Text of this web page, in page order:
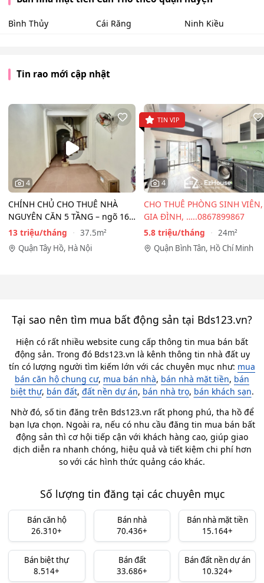
Bình Thủy Cái Răng Ninh Kiều
Tin rao mới cập nhật
4
CHÍNH CHỦ CHO THUÊ NHÀ
NGUYÊN CĂN 5 TẦNG – ngõ 167
Đồng Cổ, Tây Hồ
13 triệu/tháng
37.5m²
Quận Tây Hồ, Hà Nội
4
TIN VIP
CHO THUÊ PHÒNG SINH VIÊN,
GIA ĐÌNH, …..0867899867
5.8 triệu/tháng
24m²
Quận Bình Tân, Hồ Chí Minh
Tại sao nên tìm mua bất động sản tại Bds123.vn?
Hiện có rất nhiều website cung cấp thông tin mua bán bất
động sản. Trong đó Bds123.vn là kênh thông tin nhà đất uy
tín có lượng người tìm kiếm lớn với các chuyên mục như: mua
bán căn hộ chung cư, mua bán nhà, bán nhà mặt tiền, bán
biệt thự, bán đất, đất nền dự án, bán nhà trọ, bán khách sạn.
Nhờ đó, số tin đăng trên Bds123.vn rất phong phú, tha hồ để
bạn lựa chọn. Ngoài ra, nếu có nhu cầu đăng tin mua bán bất
động sản thì cơ hội tiếp cận với khách hàng cao, giúp giao
dịch diễn ra nhanh chóng, hiệu quả và tiết kiệm chi phí hơn
so với các hình thức quảng cáo khác.
Số lượng tin đăng tại các chuyên mục
Bán căn hộ
26.310+
Bán nhà
70.436+
Bán nhà mặt tiền
15.164+
Bán biệt thự
8.514+
Bán đất
33.686+
Bán đất nền dự án
10.324+